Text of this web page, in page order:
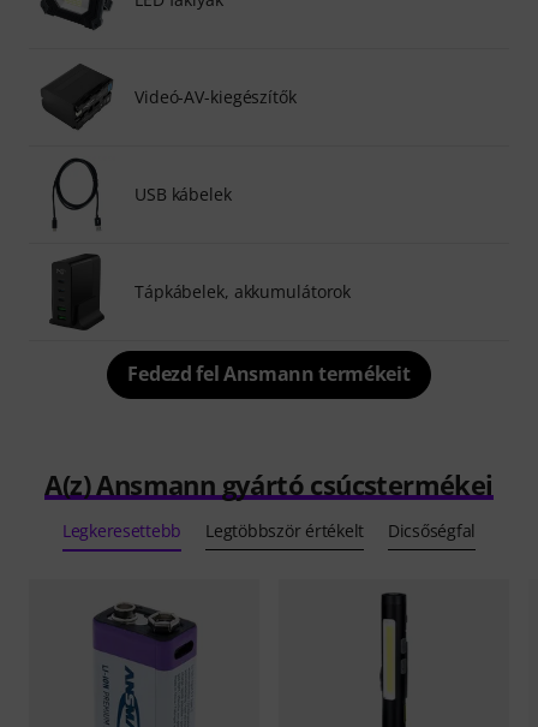
Videó-AV-kiegészítők
USB kábelek
Tápkábelek, akkumulátorok
Fedezd fel Ansmann termékeit
A(z) Ansmann gyártó csúcstermékei
Legkeresettebb Legtöbbször értékelt Dicsőségfal